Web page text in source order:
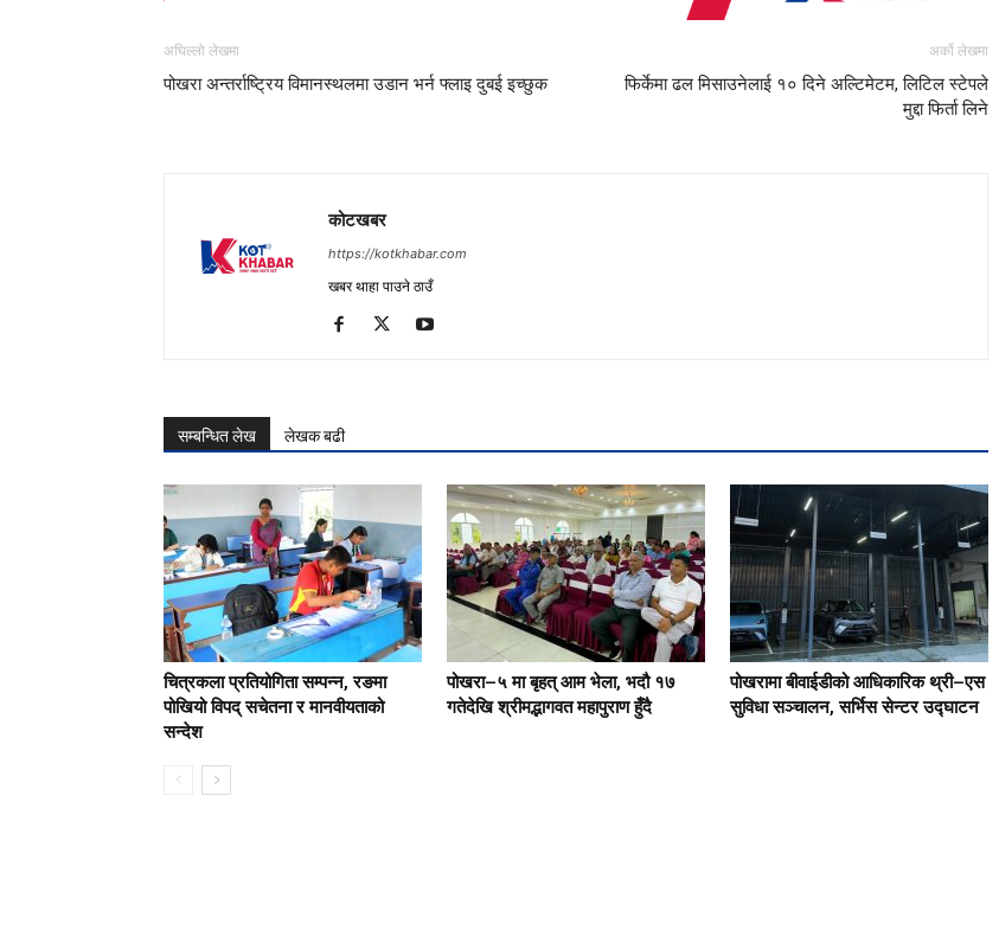
अघिल्लो लेखमा
पोखरा अन्तर्राष्ट्रिय विमानस्थलमा उडान भर्न फ्लाइ दुबई इच्छुक
अर्को लेखमा
फिर्केमा ढल मिसाउनेलाई १० दिने अल्टिमेटम, लिटिल स्टेपले
मुद्दा फिर्ता लिने
कोटखबर
https://kotkhabar.com
खबर थाहा पाउने ठाउँ
सम्बन्धित लेख लेखक बढी
चित्रकला प्रतियोगिता सम्पन्न, रङमा
पोखियो विपद् सचेतना र मानवीयताको
सन्देश
पोखरा–५ मा बृहत् आम भेला, भदौ १७
गतेदेखि श्रीमद्भागवत महापुराण हुँदै
पोखरामा बीवाईडीको आधिकारिक थ्री–एस
सुविधा सञ्चालन, सर्भिस सेन्टर उद्घाटन